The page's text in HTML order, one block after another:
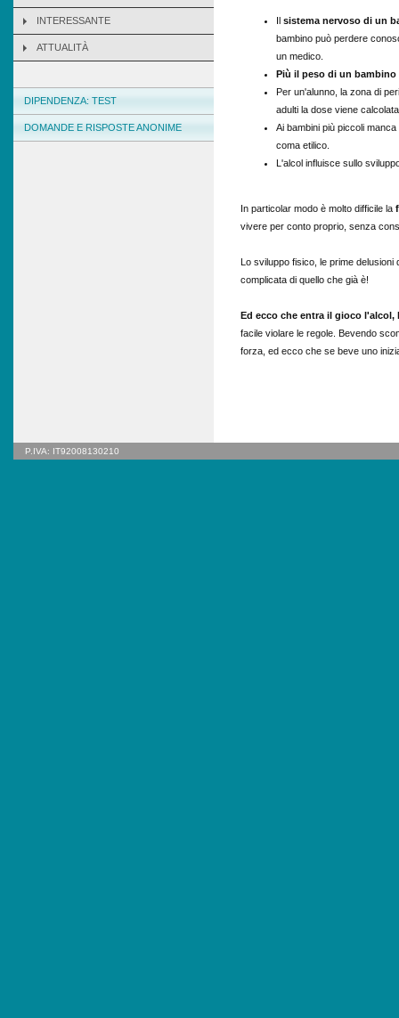
INTERESSANTE
ATTUALITÀ
DIPENDENZA: TEST
DOMANDE E RISPOSTE ANONIME
P.IVA: IT92008130210
Il sistema nervoso di un
bambino può perdere
un medico.
Più il peso di un bambino
Per un'alunno, la zona di
adulti la dose viene
Ai bambini più piccoli
coma etilico.
L'alcol influisce sullo
In particolar modo è molto difficile la
vivere per conto proprio, senza
Lo sviluppo fisico, le prime
complicata di quello che già è!
Ed ecco che entra il gioco l'alcol,
facile violare le regole. Bevendo
forza, ed ecco che se beve uno